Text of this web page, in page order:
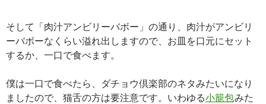
そして「肉汁アンビリーバボー」の通り、肉汁がアンビリ
ーバボーなくらい溢れ出しますので、お皿を口元にセット
するか、一口で食べます。
僕は一口で食べたら、ダチョウ倶楽部のネタみたいになり
ましたので、猫舌の方は要注意です。いわゆる小籠包みた